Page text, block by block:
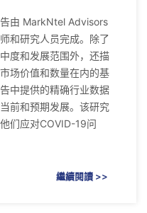
由 MarkNtel Advisors
和研究人员完成。除了
度和发展范围外，还描
场价值和数量在内的基
中提供的精确行业数据
前和预期发展。该研究
们应对COVID-19问
繼續閱讀 >>